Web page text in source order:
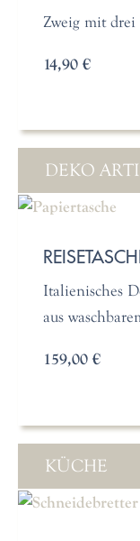
Zweig mit drei
14,90 €
DEKO
Italienisches
aus
159,00 €
KÜCHE